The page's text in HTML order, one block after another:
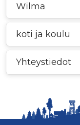
Wilma
koti ja koulu
Yhteystiedot